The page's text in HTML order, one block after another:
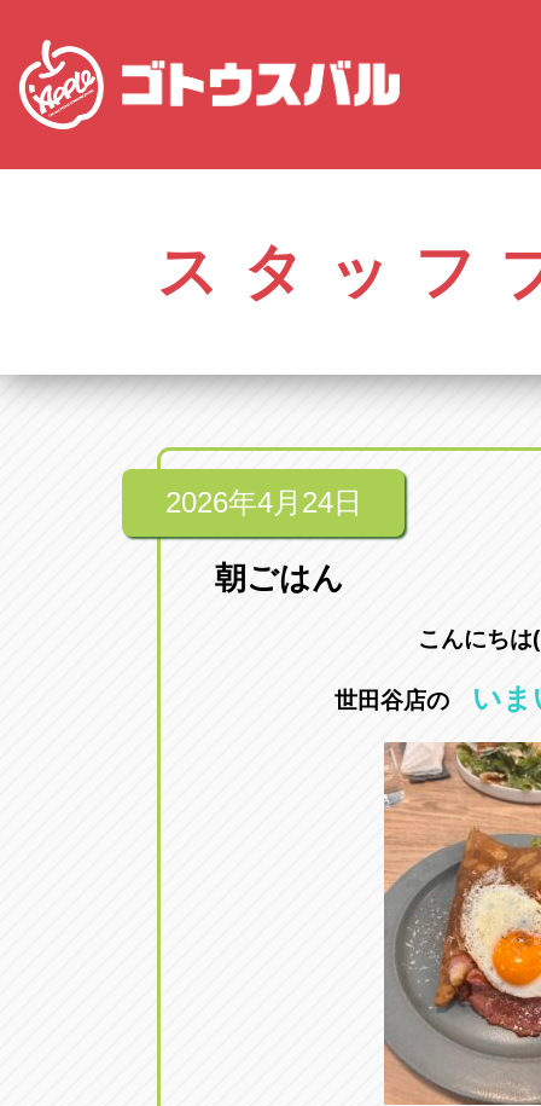
アップル
0561-84-
アップル
アップル
0568-85-
アップル
0568-25-
アップル
0566-43-
アップル
0569-35-
愛知県春日井市柏井町4-43-1
アップル春日井中央店
愛知県瀬戸市美濃池町29-1
アップル一宮22号店
愛知県一宮市朝日3-4-12
愛知県春日井市八田町2-1-16
アップル名岐バイパス春日店
愛知県北名古屋市中之郷八反
愛知県碧南市立山町4-32-1
愛知県常滑市長間37-1
スタッフ
2026年4月24日
朝ごはん
こんにちは
世田谷店の いま